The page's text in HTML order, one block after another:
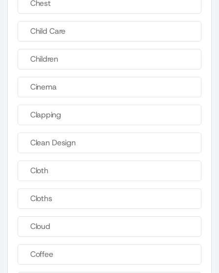
Chest
Child Care
Children
Cinema
Clapping
Clean Design
Cloth
Cloths
Cloud
Coffee